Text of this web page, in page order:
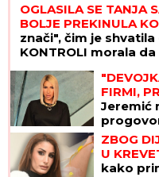
OGLASILA SE TANJA
BOLJE PREKINULA
znači", čim je shvatila
KONTROLI morala
FIRMI,
Jeremić
veridbi:
dečka
ZBOG
U
kako